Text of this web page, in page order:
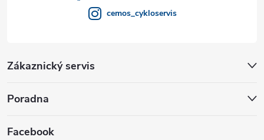
cemos_cykloservis
Zákaznický servis
Poradna
Facebook